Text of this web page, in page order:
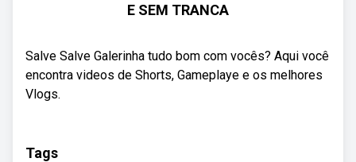
E SEM TRANCA
Salve Salve Galerinha tudo bom com vocês? Aqui você
encontra videos de Shorts, Gameplaye e os melhores
Vlogs.
Tags